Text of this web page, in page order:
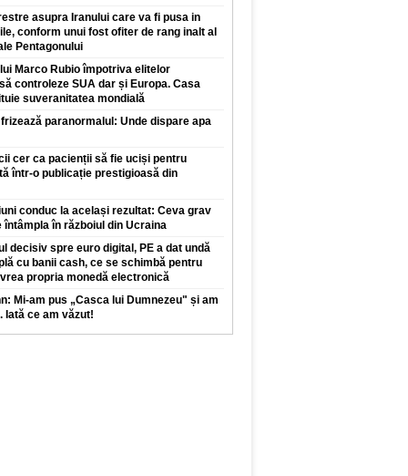
asupra Iranului care va fi pusa in
conform unui fost ofiter de rang inalt al
Pentagonului
Marco Rubio împotriva elitelor
controleze SUA dar și Europa. Casa
suveranitatea mondială
paranormalul: Unde dispare apa
cer ca pacienții să fie uciși pentru
într-o publicație prestigioasă din
conduc la același rezultat: Ceva grav
întâmpla în războiul din Ucraina
decisiv spre euro digital, PE a dat undă
cu banii cash, ce se schimbă pentru
propria monedă electronică
Mi-am pus „Casca lui Dumnezeu" și am
Iată ce am văzut!